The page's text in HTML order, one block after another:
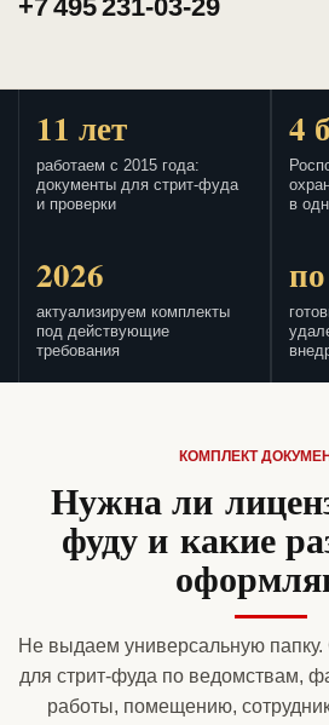
+7 495 231-03-29
11 лет
работаем с 2015 года:
документы для стрит-фуда
и проверки
4
в
2026
актуализируем комплекты
под действующие
требования
КОМПЛЕКТ
Нужна ли
фуду и какие
Не выдаем универсальную
для стрит-фуда по ведомствам,
работы, помещению,